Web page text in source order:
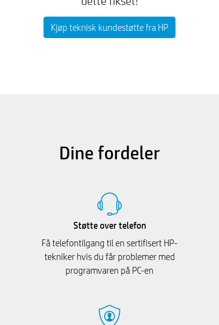
Kjøp teknisk kundestøtte fra HP
Dine fordeler
Støtte over telefon
Få telefontilgang til en sertifisert HP-
tekniker hvis du får problemer med
programvaren på PC-en